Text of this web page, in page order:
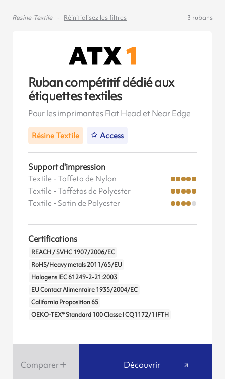
Resine-Textile Réinitialisez les filtres 3 rubans
Ruban compétitif dédié aux
étiquettes textiles
Pour les imprimantes Flat Head et Near Edge
Résine Textile Access
Support d'impression
Textile - Taffeta de Nylon
Textile - Taffetas de Polyester
Textile - Satin de Polyester
Certifications
REACH / SVHC 1907/2006/EC
RoHS/Heavy metals 2011/65/EU
Halogens IEC 61249-2-21:2003
EU Contact Alimentaire 1935/2004/EC
California Proposition 65
OEKO-TEX® Standard 100 Classe I CQ1172/1 IFTH
Comparer Découvrir